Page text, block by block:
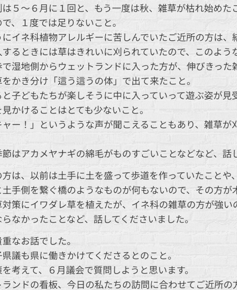
は５～６月に１回と、もう一度は秋、雑草が枯れ始め
、１度では足りないこと。
イネ科植物アレルギーに苦しんでいたご近所の方は、
るときには草はきれいに刈られていたので、このよう
湿地側からウェットランドに入った方が、伸びきっ
かき分け「這う這うの体」で出て来たこと。
子どもたちが楽しそうに中に入っていって遊ぶ姿が
かけることはとても少ないこと。
ー！」というような声が聞こえることもあり、雑草
はアカメヤナギの綿毛がものすごいことなどなど、話
方は、以前は土手に土を盛って歩道を作っていたことや
手側を繋ぐ橋のようなものが何もないので、その方が
対策にイワダレ草を植えたが、イネ科の雑草の方が強
なかったことなど、話してくださいました。
なお話でした。
議も県に働きかけてくださるとのこと。
考えて、６月議会で質問しようと思います。
ランドの看板、今日の私たちの訪問に合わせてご近所